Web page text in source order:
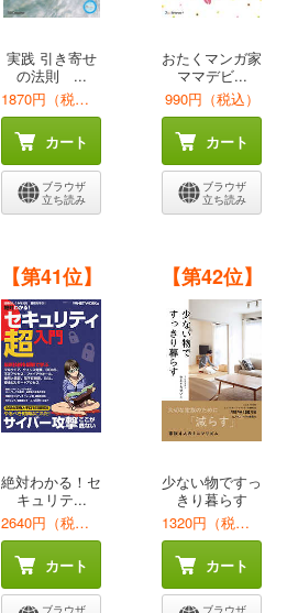
実践 引き寄せ
の法則 ...
1870円（税込）
カート
ブラウザ
立ち読み
おたくマンガ家
ママデビ...
990円（税込）
カート
ブラウザ
立ち読み
【第41位】
絶対わかる！セ
キュリテ...
2640円（税込）
カート
ブラウザ
【第42位】
少ない物ですっ
きり暮らす
1320円（税込）
カート
ブラウザ